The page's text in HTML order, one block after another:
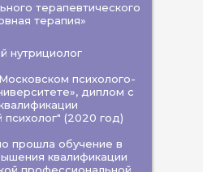
терапевтического
терапия»
нутрициолог
психолого-
диплом с
психолог" (2020 год)
прошла обучение в
квалификации